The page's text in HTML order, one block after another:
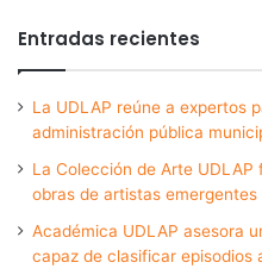
Entradas recientes
La UDLAP reúne a expertos
administración pública
La Colección de Arte
obras de artistas
Académica UDLAP asesora
capaz de clasificar episodios